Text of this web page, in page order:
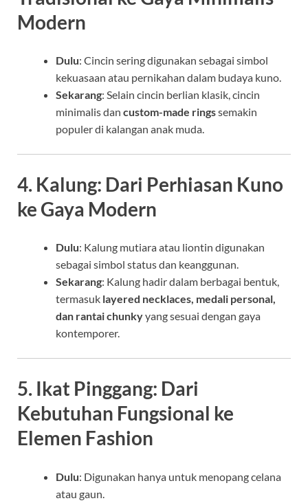
Modern
Dulu: Cincin sering digunakan sebagai simbol
kekuasaan atau pernikahan dalam budaya kuno.
Sekarang: Selain cincin berlian klasik, cincin
minimalis dan custom-made ringssemakin
populer di kalangan anak muda.
4. Kalung: Dari Perhiasan Kuno
ke Gaya Modern
Dulu: Kalung mutiara atau liontin digunakan
sebagai simbol status dan keanggunan.
Sekarang: Kalung hadir dalam berbagai bentuk,
termasuk layered necklaces, medali personal,
dan rantai chunkyyang sesuai dengan gaya
kontemporer.
5. Ikat Pinggang: Dari
Kebutuhan Fungsional ke
Elemen Fashion
Dulu: Digunakan hanya untuk menopang celana
atau gaun.